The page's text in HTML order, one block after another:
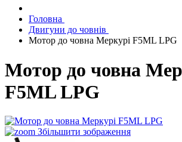
Головна
Двигуни до човнів
Мотор до човна Меркурі F5ML LPG
Мотор до човна
F5ML LPG
Збільшити зображення